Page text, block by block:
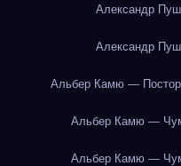
Александр
Александр
Альбер Камю —
Альбер Камю —
Альбер Камю —